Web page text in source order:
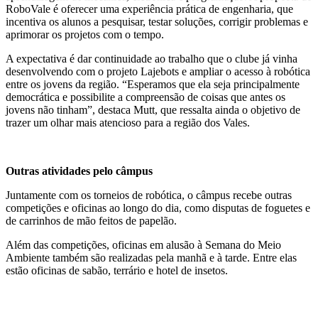
RoboVale é oferecer uma experiência prática de engenharia, que
incentiva os alunos a pesquisar, testar soluções, corrigir problemas e
aprimorar os projetos com o tempo.
A expectativa é dar continuidade ao trabalho que o clube já vinha
desenvolvendo com o projeto Lajebots e ampliar o acesso à robótica
entre os jovens da região. “Esperamos que ela seja principalmente
democrática e possibilite a compreensão de coisas que antes os
jovens não tinham”, destaca Mutt, que ressalta ainda o objetivo de
trazer um olhar mais atencioso para a região dos Vales.
Outras atividades pelo câmpus
Juntamente com os torneios de robótica, o câmpus recebe outras
competições e oficinas ao longo do dia, como disputas de foguetes e
de carrinhos de mão feitos de papelão.
Além das competições, oficinas em alusão à Semana do Meio
Ambiente também são realizadas pela manhã e à tarde. Entre elas
estão oficinas de sabão, terrário e hotel de insetos.